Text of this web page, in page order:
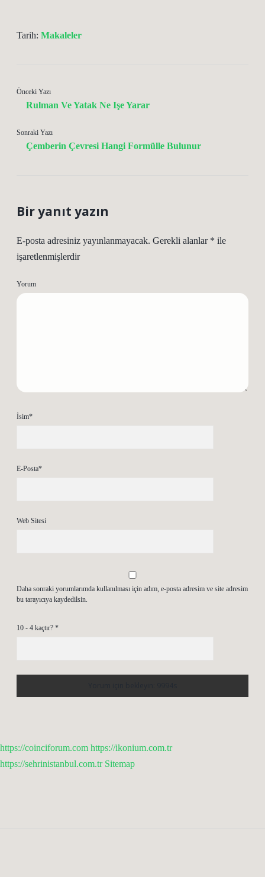
Tarih: Makaleler
Önceki Yazı
Rulman Ve Yatak Ne Işe Yarar
Sonraki Yazı
Çemberin Çevresi Hangi Formülle Bulunur
Bir yanıt yazın
E-posta adresiniz yayınlanmayacak. Gerekli alanlar * ile
işaretlenmişlerdir
Yorum
İsim*
E-Posta*
Web Sitesi
Daha sonraki yorumlarımda kullanılması için adım, e-posta adresim ve site adresim
bu tarayıcıya kaydedilsin.
10 - 4 kaçtır? *
https://coinciforum.com https://ikonium.com.tr
https://sehrinistanbul.com.tr Sitemap